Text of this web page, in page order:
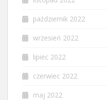
październik 2022
wrzesień 2022
lipiec 2022
czerwiec 2022
maj 2022